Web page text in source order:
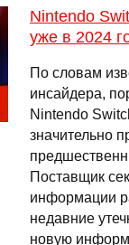
Nintendo
уже в 2024
По словам
инсайдера,
Nintendo
значительно
Поставщик
информации
недавние
новую